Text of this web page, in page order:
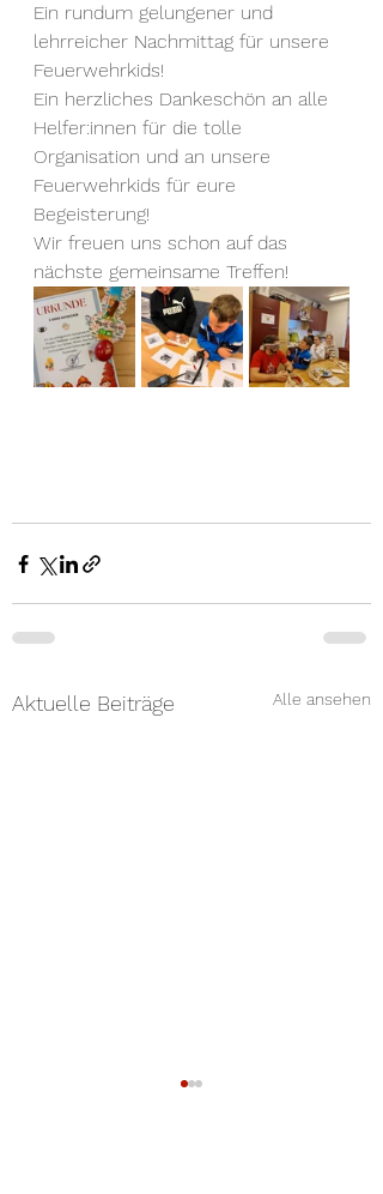
Ein rundum gelungener und
lehrreicher Nachmittag für unsere
Feuerwehrkids!
Ein herzliches Dankeschön an alle
Helfer:innen für die tolle
Organisation und an unsere
Feuerwehrkids für eure
Begeisterung!
Wir freuen uns schon auf das
nächste gemeinsame Treffen!
Aktuelle Beiträge Alle ansehen